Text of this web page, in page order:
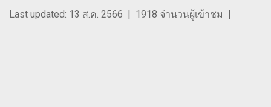
Last updated: 13 ส.ค. 2566 | 1918 จำนวนผู้เข้าชม |